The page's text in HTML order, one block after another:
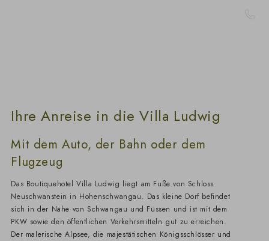
Ihre Anreise in die Villa Ludwig
Mit dem Auto, der Bahn oder dem
Flugzeug
Das Boutiquehotel Villa Ludwig liegt am Fuße von Schloss
Neuschwanstein in Hohenschwangau. Das kleine Dorf befindet
sich in der Nähe von Schwangau und Füssen und ist mit dem
PKW sowie den öffentlichen Verkehrsmitteln gut zu erreichen.
Der malerische Alpsee, die majestätischen Königsschlösser und